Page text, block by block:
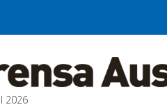
2026